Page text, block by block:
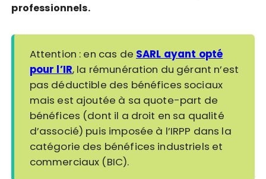
professionnels.
Attention : en cas de SARL ayant opté
pour l’IR, la rémunération du gérant n’est
pas déductible des bénéfices sociaux
mais est ajoutée à sa quote-part de
bénéfices (dont il a droit en sa qualité
d’associé) puis imposée à l’IRPP dans la
catégorie des bénéfices industriels et
commerciaux (BIC).